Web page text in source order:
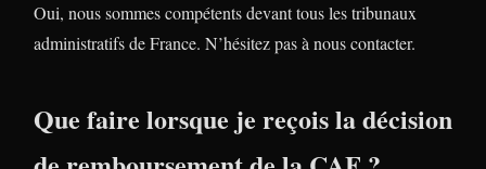
Oui, nous sommes compétents devant tous les tribunaux
administratifs de France. N’hésitez pas à nous contacter.
Que faire lorsque je reçois la décision